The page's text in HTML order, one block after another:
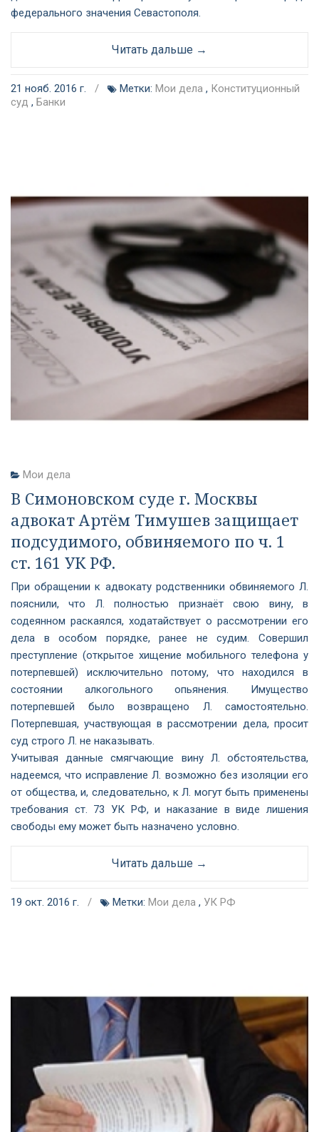
федерального значения Севастополя.
Читать дальше →
21 нояб. 2016 г. / Метки: Мои дела , Конституционный
суд , Банки
Мои дела
В Симоновском суде г. Москвы
адвокат Артём Тимушев защищает
подсудимого, обвиняемого по ч. 1
ст. 161 УК РФ.
При обращении к адвокату родственники обвиняемого Л.
пояснили, что Л. полностью признаёт свою вину, в
содеянном раскаялся, ходатайствует о рассмотрении его
дела в особом порядке, ранее не судим. Совершил
преступление (открытое хищение мобильного телефона у
потерпевшей) исключительно потому, что находился в
состоянии алкогольного опьянения. Имущество
потерпевшей было возвращено Л. самостоятельно.
Потерпевшая, участвующая в рассмотрении дела, просит
суд строго Л. не наказывать.
Учитывая данные смягчающие вину Л. обстоятельства,
надеемся, что исправление Л. возможно без изоляции его
от общества, и, следовательно, к Л. могут быть применены
требования ст. 73 УК РФ, и наказание в виде лишения
свободы ему может быть назначено условно.
Читать дальше →
19 окт. 2016 г. / Метки: Мои дела , УК РФ